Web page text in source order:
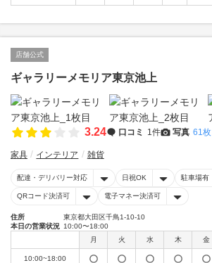
店舗公式
ギャラリーメモリア東京池上
3.24 口コミ 1件 写真 61枚
家具 インテリア 雑貨
配達・デリバリー対応 日祝OK 駐車場有
QRコード決済可 電子マネー決済可
住所
東京都大田区千鳥1-10-10
本日の営業状況 10:00〜18:00
月
火 水 木 金
10:00~18:00